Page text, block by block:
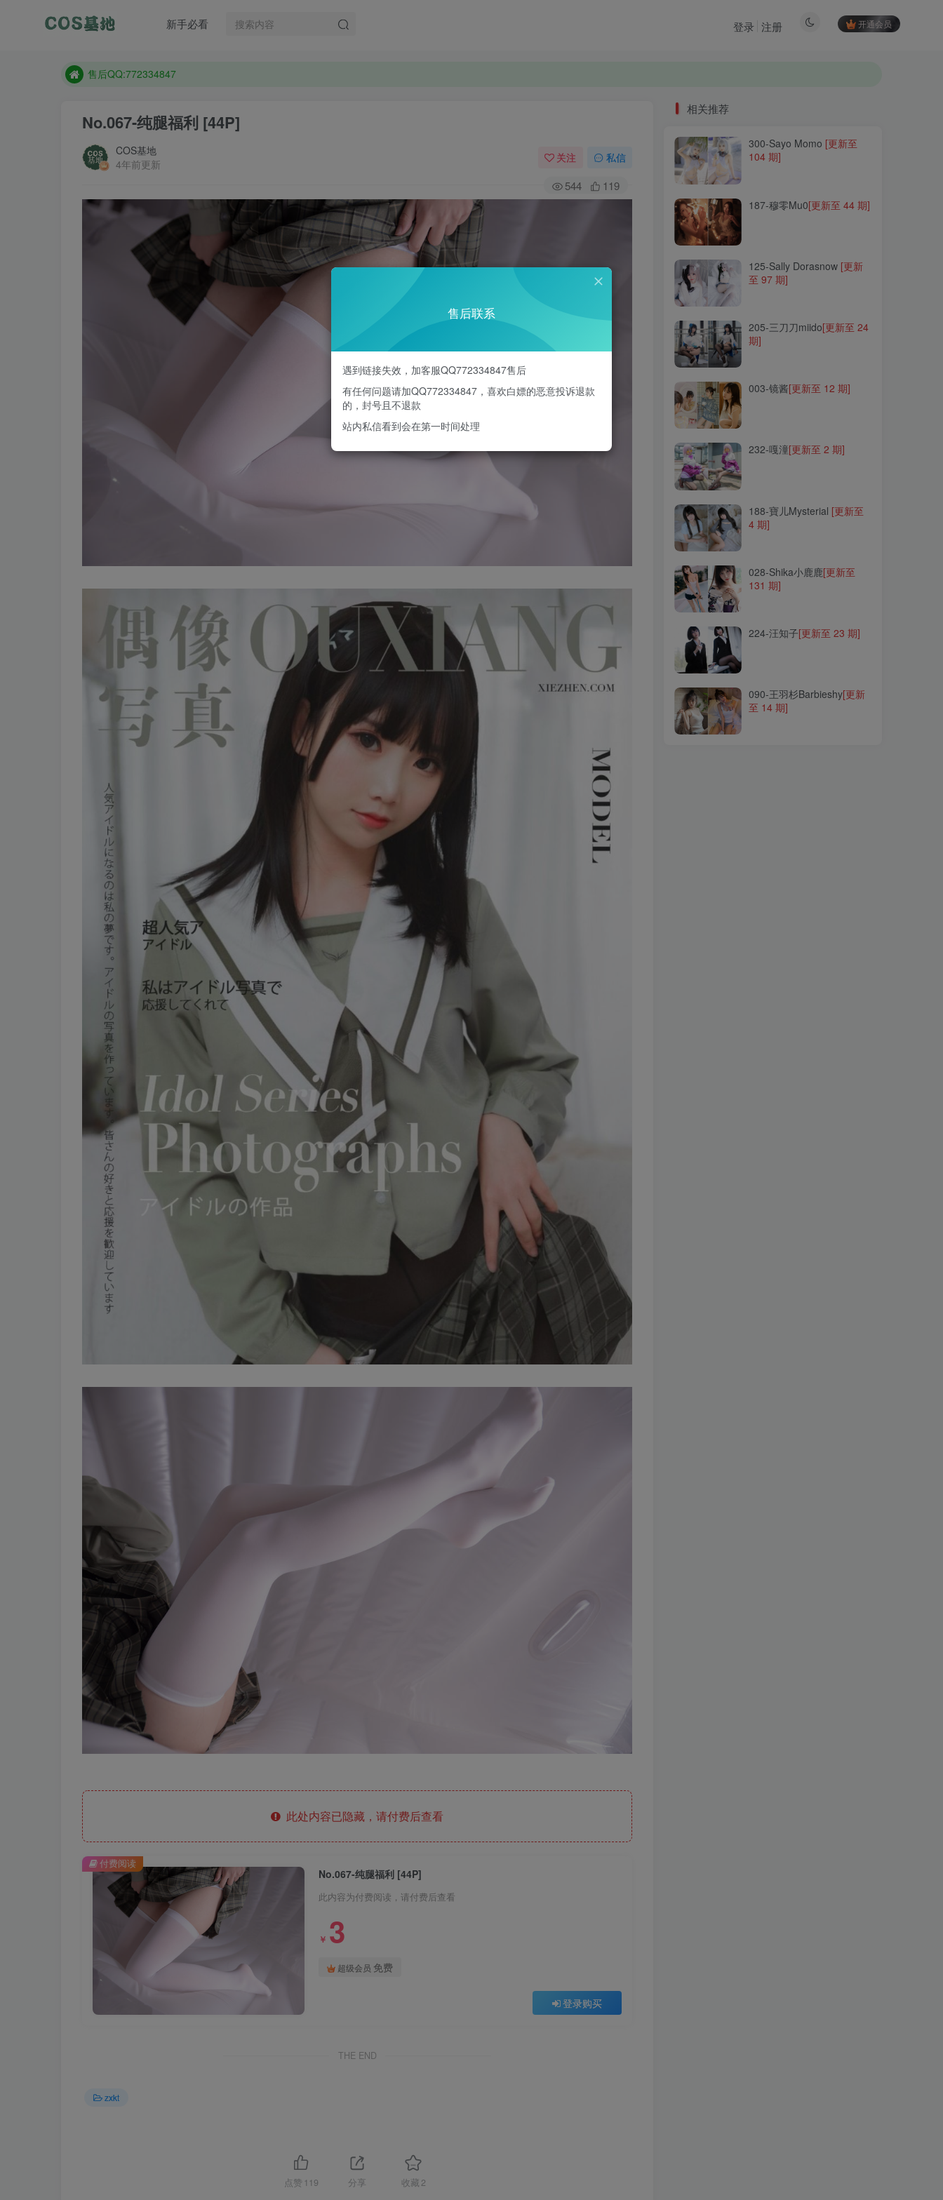
新手必看 开通会员
登录 注册
防失联：百度搜索《趣画刊》，实时查看最新站点。
售后QQ:772334847
No.067-纯腿福利 [44P]
COS基地
4年前更新
关注 私信
544 119
此处内容已隐藏，请付费后查看
No.067-纯腿福利 [44P]
此内容为付费阅读，请付费后查看
￥ 3
超级会员 免费
登录购买
付费阅读
THE END
zxkt
点赞 119 分享 收藏 2
205-三刀刀miido
003-镜酱
028-Shika小鹿鹿
224-汪知子
相关推荐
300-Sayo Momo [更新至
104 期]
187-穆零Mu0[更新至 44 期]
125-Sally Dorasnow [更新
至 97 期]
205-三刀刀miido[更新至 24
期]
003-镜酱[更新至 12 期]
232-嘎潼[更新至 2 期]
188-寶儿Mysterial [更新至
4 期]
028-Shika小鹿鹿[更新至
131 期]
224-汪知子[更新至 23 期]
090-王羽杉Barbieshy[更新
至 14 期]
售后联系
遇到链接失效，加客服QQ772334847售后
有任何问题请加QQ772334847，喜欢白嫖的恶意投诉退款
的，封号且不退款
站内私信看到会在第一时间处理